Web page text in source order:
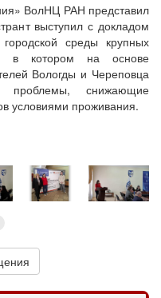
ВолНЦ РАН представил
выступил с докладом
среды крупных
в котором на основе
Вологды и Череповца
проблемы, снижающие
условиями проживания.